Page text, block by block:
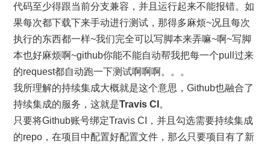
代码至少得跟当前分支兼容，并且运行起来不能报错。如
果每次都下载下来手动进行测试，那得多麻烦~况且每次
执行的东西都一样~我们完全可以写脚本来弄嘛~啊~写脚
本也好麻烦啊~github你能不能自动帮我把每一个pull过来
的request都自动跑一下测试啊啊啊。。。
我所理解的持续集成大概就是这个意思，Github也融合了
持续集成的服务，这就是Travis CI 。
只要将Github账号绑定Travis CI，并且勾选需要持续集成
的repo，在项目中配置好配置文件，那么只要项目有了新